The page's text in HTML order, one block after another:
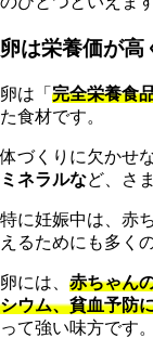
卵は栄養価が高
卵は「 完全栄養食
た食材です。
体づくりに欠かせ
ミネラルなど、さ
特に妊娠中は、赤
えるためにも多く
卵には、 赤ちゃん
シウム、貧血予防
って強い味方です。